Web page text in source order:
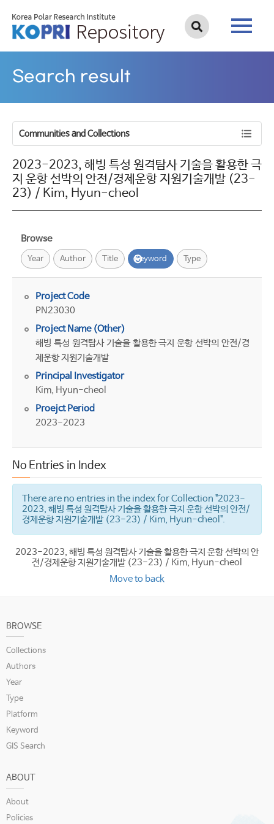
Search result
Communities and Collections
2023-2023, 해빙 특성 원격탐사 기술을 활용한 극
지 운항 선박의 안전/경제운항 지원기술개발 (23-
23) / Kim, Hyun-cheol
Browse
Year Author Title Keyword Type
Project Code
PN23030
Project Name (Other)
해빙 특성 원격탐사 기술을 활용한 극지 운항 선박의 안전/경
제운항 지원기술개발
Principal Investigator
Kim, Hyun-cheol
Proejct Period
2023-2023
No Entries in Index
There are no entries in the index for Collection "2023-
2023, 해빙 특성 원격탐사 기술을 활용한 극지 운항 선박의 안전/
경제운항 지원기술개발 (23-23) / Kim, Hyun-cheol".
2023-2023, 해빙 특성 원격탐사 기술을 활용한 극지 운항 선박의 안
전/경제운항 지원기술개발 (23-23) / Kim, Hyun-cheol
Move to back
BROWSE
Collections
Authors
Year
Type
Platform
Keyword
GIS Search
ABOUT
About
Policies